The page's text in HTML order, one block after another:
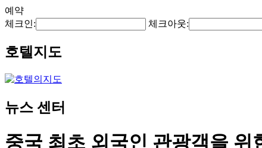
예약
체크인:
체크아웃:
호텔지도
뉴스 센터
중국 최초 외국인 관광객을